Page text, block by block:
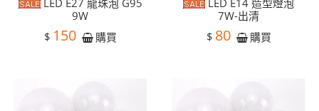
LED E27 龍珠泡 G95
9W
$ 150 購買
LED E14 造型燈泡
7W-出清
$ 80 購買